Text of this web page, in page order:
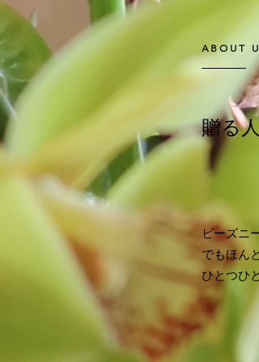
ABOUT
贈る
ビーズニ
でもほん
ひとつひ